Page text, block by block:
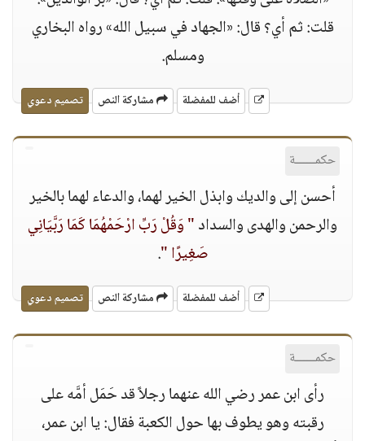
قلت: ثم أي؟ قال: «الجهاد في سبيل الله» رواه البخاري
ومسلم.
أضف للمفضلة مشاركة النص تصميم دعوي
حكمــــــة
أحسن إلى والديك وابذل الخير لهما، والدعاء لهما بالخير
والرحمن والهدى والسداد" وَقُلْ رَبِّ ارْحَمْهُمَا كَمَا رَبَّيَانِي
صَغِيرًا ".
أضف للمفضلة مشاركة النص تصميم دعوي
حكمــــــة
رأى ابن عمر رضي الله عنهما رجلاً قد حَمَل أمَّه على
رقبته وهو يطوف بها حول الكعبة فقال: يا ابن عمر،